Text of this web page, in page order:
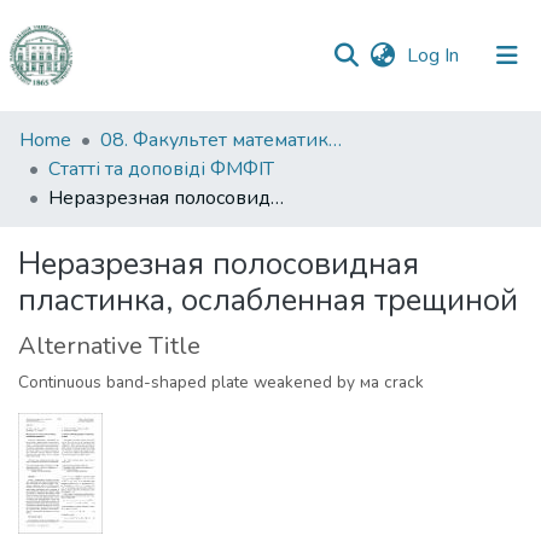
Log In (current)
Communities
&
Collections
Statistics
Home
08. Факультет математики, фізики та інформаційних технологій
Статті та доповіді ФМФІТ
Неразрезная полосовидная пластинка, ослабленная трещиной
Неразрезная полосовидная
пластинка, ослабленная трещиной
Alternative Title
Continuous band-shaped plate weakened by мa crack